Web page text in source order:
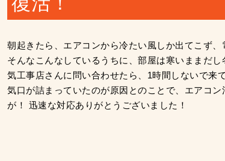
朝起きたら、エアコンから冷たい風しか出てこず
そんなこんなしているうちに、部屋は寒いままだ
気工事店さんに問い合わせたら、1時間しないで来
気口が詰まっていたのが原因とのことで、エアコ
が！ 迅速な対応ありがとうございました！